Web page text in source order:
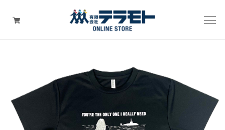
ピックアップアイテム
Tシャツ・ウェア
キャップ（帽子）